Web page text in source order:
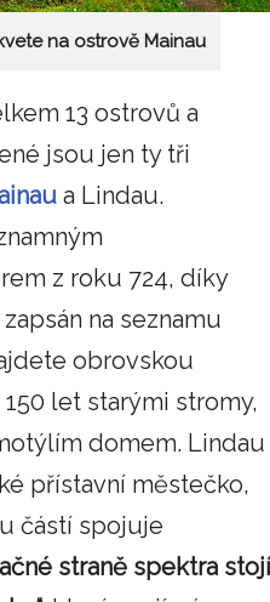
na ostrově Mainau
13 ostrovů a
jsou jen ty tři
a Lindau.
z roku 724, díky
na seznamu
obrovskou
let starými stromy,
domem. Lindau
přístavní městečko,
částí spojuje
straně spektra stojí